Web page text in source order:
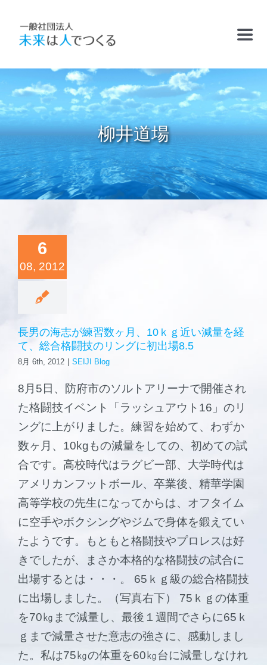
content
お知らせ
フリースクールおかむら塾
ケアサポート
精華学園高等学校・厚南校
森と海の学校
施設案内
柳井道場
6
08, 2012
長男の海志が練習数ヶ月、10ｋｇ近い減量を経
て、総合格闘技のリングに初出場8.5
8月 6th, 2012 SEIJI Blog
8月5日、防府市のソルトアリーナで開催され
た格闘技イベント「ラッシュアウト16」のリ
ングに上がりました。練習を始めて、わずか
数ヶ月、10kgもの減量をしての、初めての試
合です。高校時代はラグビー部、大学時代は
アメリカンフットボール、卒業後、精華学園
高等学校の先生になってからは、オフタイム
に空手やボクシングやジムで身体を鍛えてい
たようです。もともと格闘技やプロレスは好
きでしたが、まさか本格的な格闘技の試合に
出場するとは・・・。 65ｋｇ級の総合格闘技
に出場しました。（写真右下） 75ｋｇの体重
を70㎏まで減量し、最後１週間でさらに65ｋ
ｇまで減量させた意志の強さに、感動しまし
た。私は75㎏の体重を60㎏台に減量しなけれ